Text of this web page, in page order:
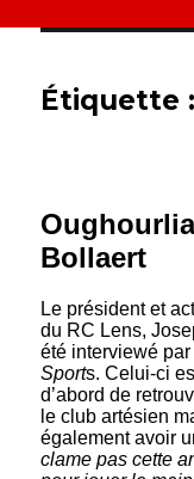
Étiquette :
Bollaert
Le président et
du RC Lens,
été interviewé
Sports. Celui-ci
d’abord de
le club artésien
également avoir
clame pas cette